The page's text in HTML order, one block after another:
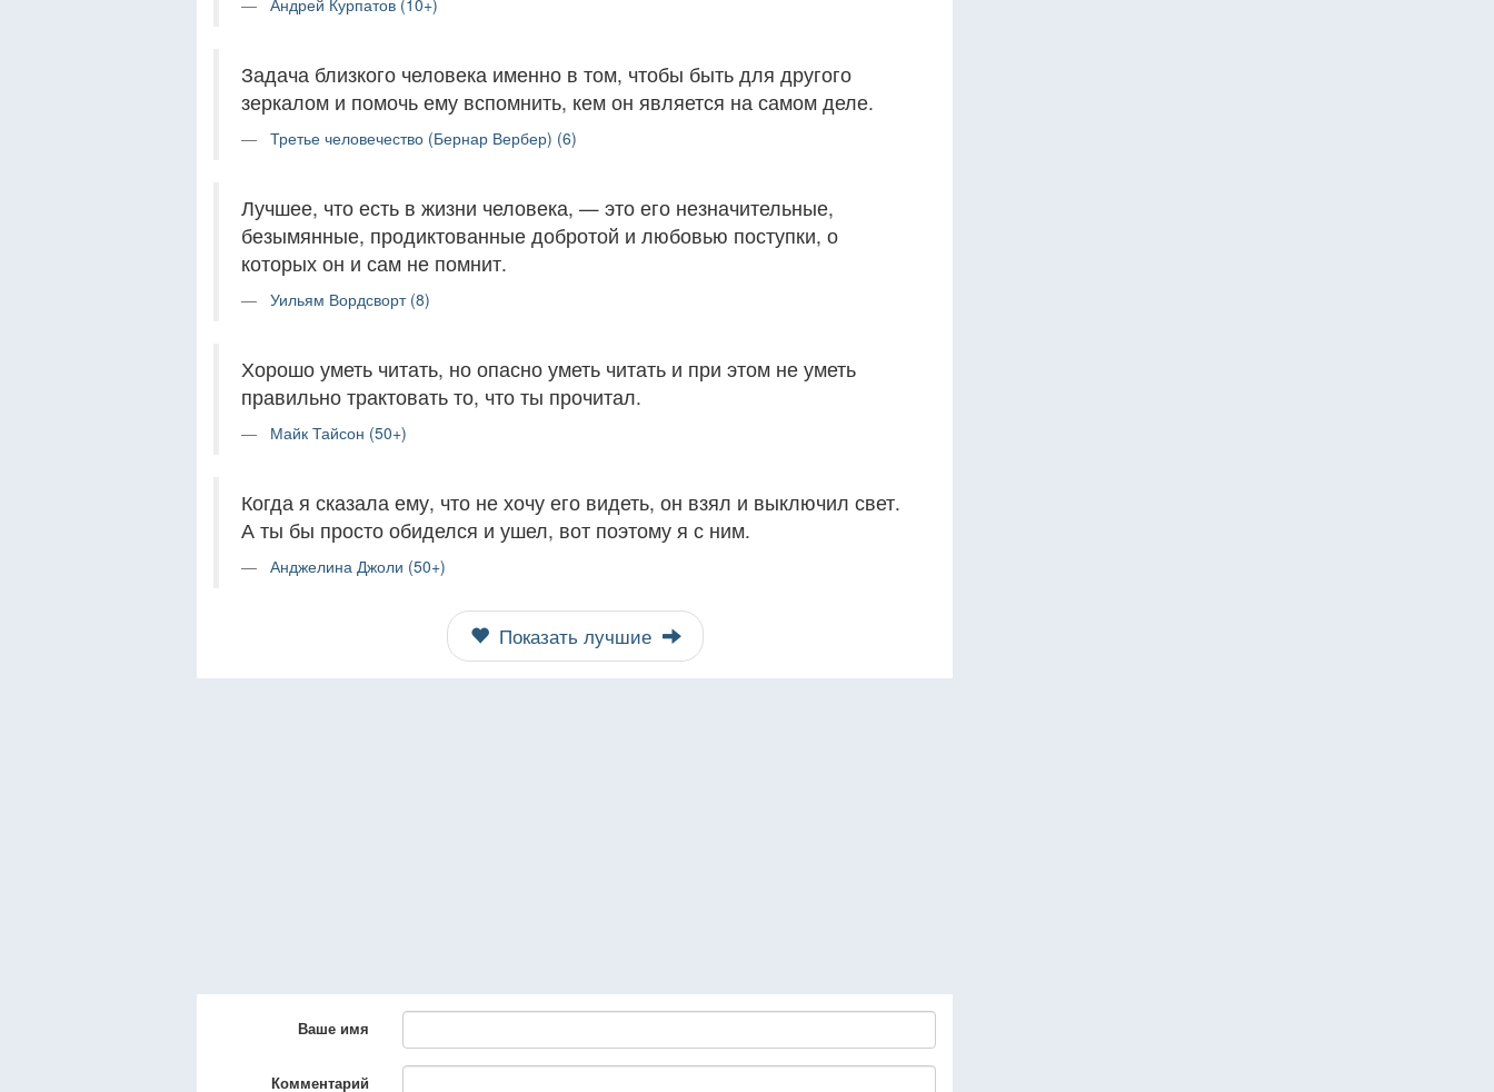
Андрей Курпатов (10+)
Задача близкого человека именно в том, чтобы быть для другого
зеркалом и помочь ему вспомнить, кем он является на самом деле.
Третье человечество (Бернар Вербер) (6)
Лучшее, что есть в жизни человека, — это его незначительные,
безымянные, продиктованные добротой и любовью поступки, о
которых он и сам не помнит.
Уильям Вордсворт (8)
Хорошо уметь читать, но опасно уметь читать и при этом не уметь
правильно трактовать то, что ты прочитал.
Майк Тайсон (50+)
Когда я сказала ему, что не хочу его видеть, он взял и выключил свет.
А ты бы просто обиделся и ушел, вот поэтому я с ним.
Анджелина Джоли (50+)
Показать лучшие
Ваше имя
Комментарий